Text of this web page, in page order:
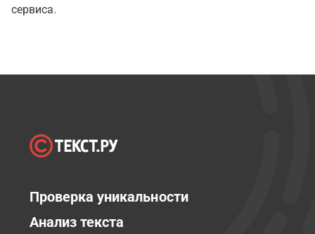
сервиса.
Проверка уникальности
Анализ текста